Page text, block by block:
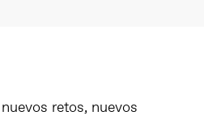
retos, nuevos